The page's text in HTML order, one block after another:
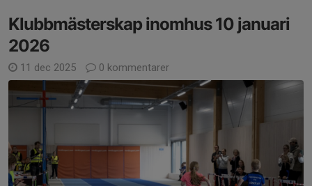
Klubbmästerskap inomhus 10 januari
2026
11 dec 2025 0 kommentarer